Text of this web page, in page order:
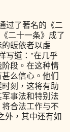
过了著名的《二
二十一条》成了
皈依者以虔
写道："在几乎
段。在这种情
么信心。他们
刻，这将有助
事法和特别法
合法工作与不
外，其中还有如